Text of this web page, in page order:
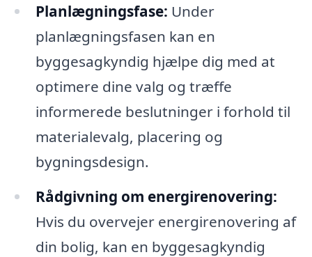
Planlægningsfase: Under
planlægningsfasen kan en
byggesagkyndig hjælpe dig med at
optimere dine valg og træffe
informerede beslutninger i forhold til
materialevalg, placering og
bygningsdesign.
Rådgivning om energirenovering:
Hvis du overvejer energirenovering af
din bolig, kan en byggesagkyndig